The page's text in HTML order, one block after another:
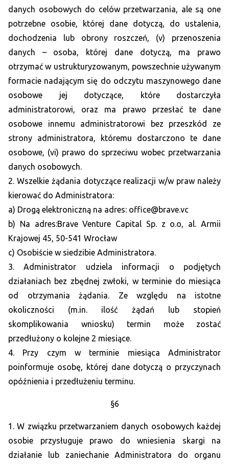
danych osobowych do celów przetwarzania, ale są one
potrzebne osobie, której dane dotyczą, do ustalenia,
dochodzenia lub obrony roszczeń, (v) przenoszenia
danych – osoba, której dane dotyczą, ma prawo
otrzymać w ustrukturyzowanym, powszechnie używanym
formacie nadającym się do odczytu maszynowego dane
osobowe jej dotyczące, które dostarczyła
administratorowi, oraz ma prawo przesłać te dane
osobowe innemu administratorowi bez przeszkód ze
strony administratora, któremu dostarczono te dane
osobowe, (vi) prawo do sprzeciwu wobec przetwarzania
danych osobowych.
2. Wszelkie żądania dotyczące realizacji w/w praw należy
kierować do Administratora:
a) Drogą elektroniczną na adres: office@brave.vc
b) Na adres:Brave Venture Capital Sp. z o.o, al. Armii
Krajowej 45, 50-541 Wrocław
c) Osobiście w siedzibie Administratora.
3. Administrator udziela informacji o podjętych
działaniach bez zbędnej zwłoki, w terminie do miesiąca
od otrzymania żądania. Ze względu na istotne
okoliczności (m.in. ilość żądań lub stopień
skomplikowania wniosku) termin może zostać
przedłużony o kolejne 2 miesiące.
4. Przy czym w terminie miesiąca Administrator
poinformuje osobę, której dane dotyczą o przyczynach
opóźnienia i przedłużeniu terminu.
§6
1. W związku przetwarzaniem danych osobowych każdej
osobie przysługuje prawo do wniesienia skargi na
działanie lub zaniechanie Administratora do organu